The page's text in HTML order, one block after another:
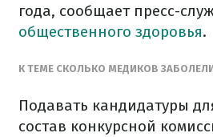
года, сообщает пресс-
общественного здоровья.
К ТЕМЕ СКОЛЬКО МЕДИКОВ ЗАБОЛЕЛИ
Подавать кандидатуры
состав конкурсной